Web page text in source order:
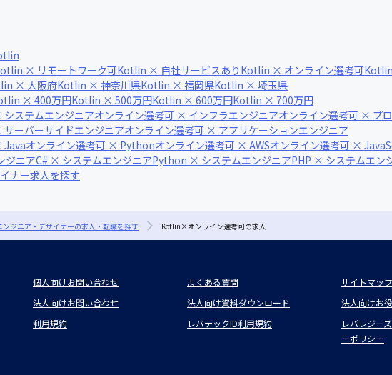
× リモートワーク可Kotlin × 自社サービスあり Kotlin × オンライン選考可
× 大阪府Kotlin × 神奈川県Kotlin × 福岡県Kotlin × 埼玉県
× 400万円Kotlin × 500万円Kotlin × 600万円Kotlin × 700万円
ステムエンジニアオンライン選考可 × インフラエンジニアオンライン選考可 × プ
ーバーサイドエンジニアオンライン選考可 × アプリケーションエンジニア
Javaオンライン選考可 × Pythonオンライン選考可 × AWSオンライン選考可 ×
ジニアC# × システムエンジニアPython × システムエンジニアPHP × システムエン
ナー求人を探す
ンジニア・デザイナーの求人・転職を探す Kotlin×オンライン選考可の求人
個人向けお問い合わせ よくある質問
サイトマップ
法人向けお問い合わせ 法人向け資料ダウンロード
法人向けお
利用規約 レバテックID利用規約
レバレジー
ーポリシー